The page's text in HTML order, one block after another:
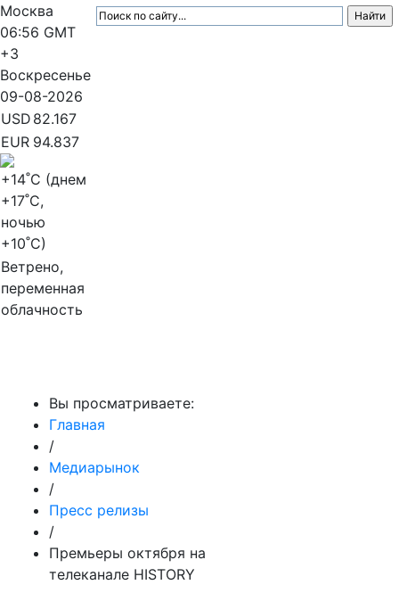
Москва
06:56 GMT
+3
Воскресенье
09-08-2026
USD 82.167
EUR 94.837
+14˚C (днем
+17˚C,
ночью
+10˚C)
Ветрено,
переменная
облачность
Вы просматриваете:
Главная
/
Медиарынок
/
Пресс релизы
/
Премьеры октября на
телеканале HISTORY